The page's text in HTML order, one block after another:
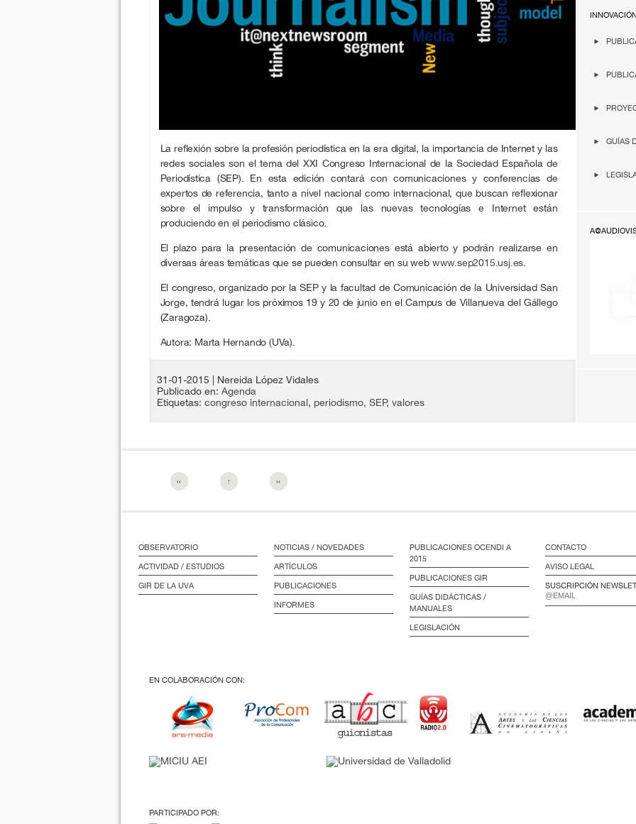
GUÍAS
La reflexión sobre la profesión periodística en la era digital, la importancia de Internet y las
redes sociales son el tema del XXI Congreso Internacional de la Sociedad Española de
Periodística (SEP). En esta edición contará con comunicaciones y conferencias de
expertos de referencia, tanto a nivel nacional como internacional, que buscan reflexionar
sobre el impulso y transformación que las nuevas tecnologías e Internet están
produciendo en el periodismo clásico.
El plazo para la presentación de comunicaciones está abierto y podrán realizarse en
diversas áreas temáticas que se pueden consultar en su web www.sep2015.usj.es
El congreso, organizado por la SEP y la facultad de Comunicación de la Universidad San
Jorge, tendrá lugar los próximos 19 y 20 de junio en el Campus de Villanueva del Gállego
(Zaragoza).
Autora: Marta Hernando (UVa).
31-01-2015
| Nereida López Vidales
Publicado en: Agenda
Etiquetas: congreso internacional, periodismo, SEP, valores
‹‹ ↑ ››
OBSERVATORIO
ACTIVIDAD / ESTUDIOS
GIR DE LA UVA
NOTICIAS / NOVEDADES
ARTÍCULOS
PUBLICACIONES
INFORMES
PUBLICACIONES OCENDI A
2015
PUBLICACIONES GIR
GUÍAS DIDÁCTICAS /
MANUALES
LEGISLACIÓN
CONTACTO
AVISO LEGAL
SUSCRIPCIÓN
EN COLABORACIÓN CON:
PARTICIPADO POR: